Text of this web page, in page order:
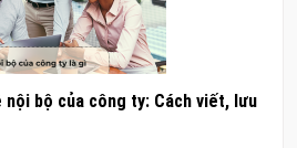
nội bộ của công ty: Cách viết, lưu